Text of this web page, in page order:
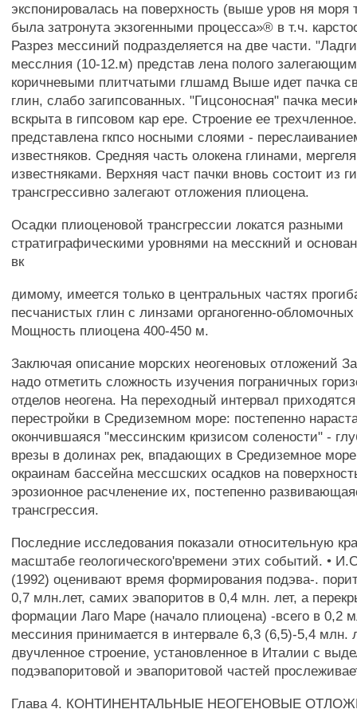
экспонировалась на поверхность (выше уров ня моря
была затронута экзогенными процесса»® в т.ч.
Разрез мессиний подразделяется на две части.
месслния (10-12.м) представ лена полого
коричневыми плитчатыми глшамд Выше идет пачка
глин, слабо загипсованных. "Гицсоносная" пачка
вскрыта в гипсовом кар ере. Строение ее
представлена гкпсо носными слоями -
известняков. Средняя часть олокена глинами,
известняками. Верхняя част пачки вновь состоит из
трансгрессивно залегают отложения плиоцена.
Осадки плиоценовой трансгрессии локатся разными
стратиграфическими уровнями на месскний и
вк
димому, имеется только в центральных частях
песчанистых глин с линзами органогенно-обломочных
Мощность плиоцена 400-450 м.
Заключая описание морских неогеновых отложений
надо отметить сложность изучения пограничных
отделов неогена. На переходный интервал
перестройки в Средиземном море: постепенно
окончившаяся "мессинским кризисом солености" -
врезы в долинах рек, впадающих в Средиземное
окраинам бассейна мессшских осадков на
эрозионное расчленение их, постепенно
трансгрессия.
Последние исследования показали относительную
масштабе геологического'времени этих событий. •
(1992) оценивают время формирования подэва-.
0,7 млн.лет, самих эвапоритов в 0,4 млн. лет, а
формации Лаго Маре (начало плиоцена) -всего в 0,2
мессиния принимается в интервале 6,3 (6,5)-5,4 млн.
двучленное строение, установленное в Италии с
подэвапоритовой и эвапоритовой частей
Глава 4. КОНТИНЕНТАЛЬНЫЕ НЕОГЕНОВЫЕ